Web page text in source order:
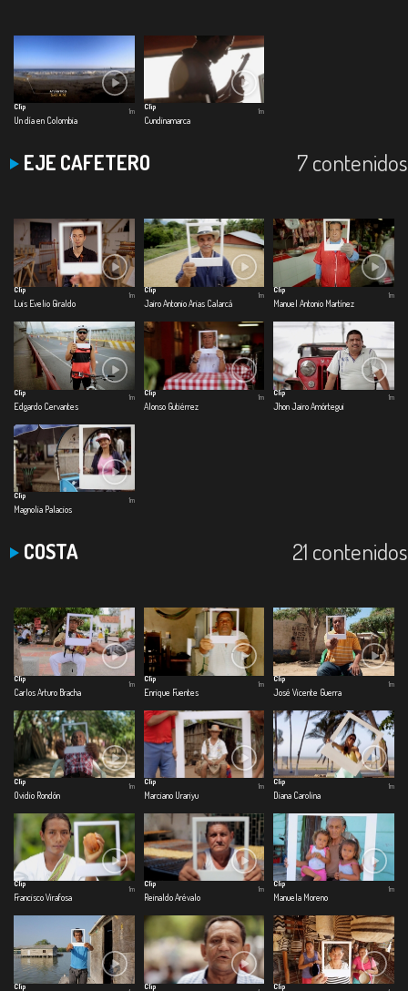
Clip
Un día en Colombia
1m
Clip
Cundinamarca
1m
EJE CAFETERO 7 contenidos
Clip
Luis Evelio Giraldo
1m
Clip
Jairo Antonio Arias Calarcá
1m
Clip
Manuel Antonio Martínez
1m
Clip
Edgardo Cervantes
1m
Clip
Alonso Gutiérrez
1m
Clip
Jhon Jairo Amórtegui
1m
Clip
Magnolia Palacios
1m
COSTA 21 contenidos
Clip
Carlos Arturo Bracha
1m
Clip
Enrique Fuentes
1m
Clip
José Vicente Guerra
1m
Clip
Ovidio Rondón
1m
Clip
Marciano Urariyu
1m
Clip
Diana Carolina
1m
Clip
Francisco Virafosa
1m
Clip
Reinaldo Arévalo
1m
Clip
Manuela Moreno
1m
Clip Clip Clip